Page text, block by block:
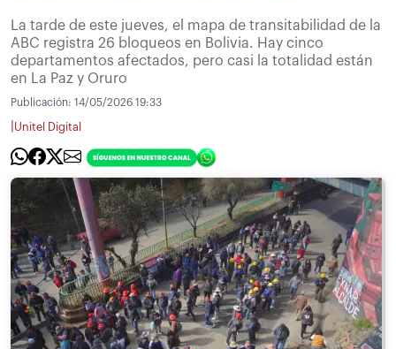
La tarde de este jueves, el mapa de transitabilidad de la
ABC registra 26 bloqueos en Bolivia. Hay cinco
departamentos afectados, pero casi la totalidad están
en La Paz y Oruro
Publicación: 14/05/2026 19:33
Unitel Digital